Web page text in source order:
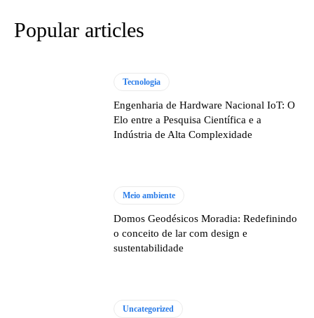
Popular articles
Tecnologia
Engenharia de Hardware Nacional IoT: O
Elo entre a Pesquisa Científica e a
Indústria de Alta Complexidade
Meio ambiente
Domos Geodésicos Moradia: Redefinindo
o conceito de lar com design e
sustentabilidade
Uncategorized